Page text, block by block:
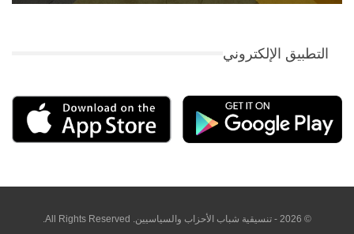
التطبيق الإلكتروني
© 2026 - تنسيقية شباب الأحزاب والسياسيين. All Rights Reserved.